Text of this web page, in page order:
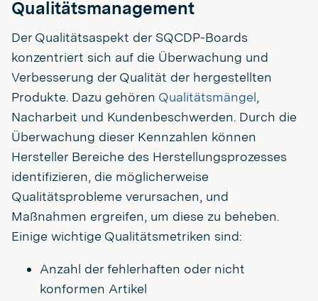
Qualitätsmanagement
Der Qualitätsaspekt der SQCDP-Boards
konzentriert sich auf die Überwachung und
Verbesserung der Qualität der hergestellten
Produkte. Dazu gehören Qualitätsmängel,
Nacharbeit und Kundenbeschwerden. Durch die
Überwachung dieser Kennzahlen können
Hersteller Bereiche des Herstellungsprozesses
identifizieren, die möglicherweise
Qualitätsprobleme verursachen, und
Maßnahmen ergreifen, um diese zu beheben.
Einige wichtige Qualitätsmetriken sind:
Anzahl der fehlerhaften oder nicht
konformen Artikel